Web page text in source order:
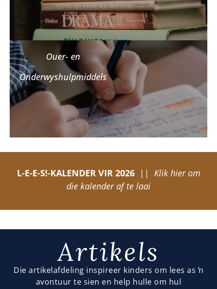
Ouer- en
Onderwyshulpmiddels
L-E-E-S!-KALENDER VIR 2026|| Klik hier om
die kalender af te laai
Artikels
Die artikelafdeling inspireer kinders om lees as ŉ
avontuur te sien en help hulle om hul